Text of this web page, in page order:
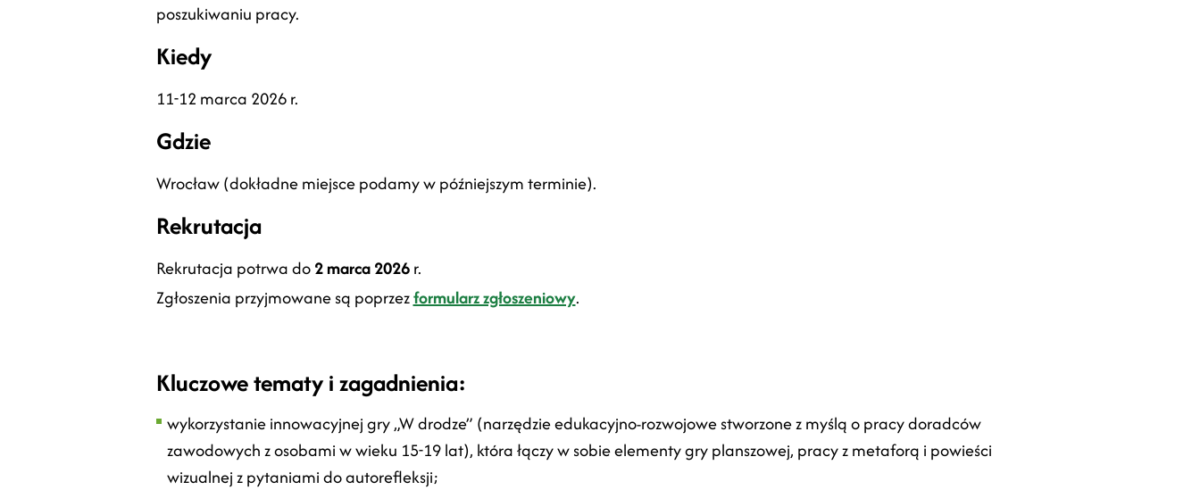
poszukiwaniu pracy.
Kiedy
11-12 marca 2026 r.
Gdzie
Wrocław (dokładne miejsce podamy w późniejszym terminie).
Rekrutacja
Rekrutacja potrwa do2 marca 2026r.
Zgłoszenia przyjmowane są poprzezformularz zgłoszeniowy.
Kluczowe tematy i zagadnienia:
wykorzystanie innowacyjnej gry „W drodze” (narzędzie edukacyjno-rozwojowe stworzone z myślą o pracy doradców
zawodowych z osobami w wieku 15-19 lat), która łączy w sobie elementy gry planszowej, pracy z metaforą i powieści
wizualnej z pytaniami do autorefleksji;